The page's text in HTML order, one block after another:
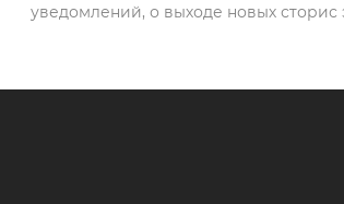
уведомлений, о выходе новых сторис